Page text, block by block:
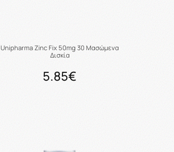
Unipharma Zinc Fix 50mg 30 Μασώμενα
Δισκία
5.85€